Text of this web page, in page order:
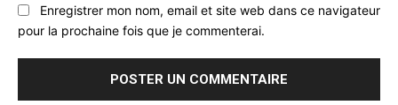
Enregistrer mon nom, email et site web dans ce navigateur
pour la prochaine fois que je commenterai.